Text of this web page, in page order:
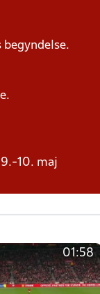
10. maj
01:58